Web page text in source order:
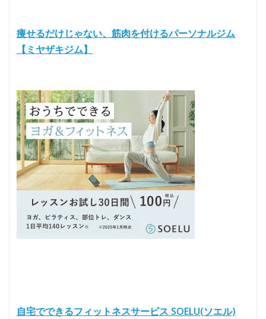
痩せるだけじゃない、筋肉を付けるパーソナルジム
【ミヤザキジム】
自宅でできるフィットネスサービス SOELU(ソエル)